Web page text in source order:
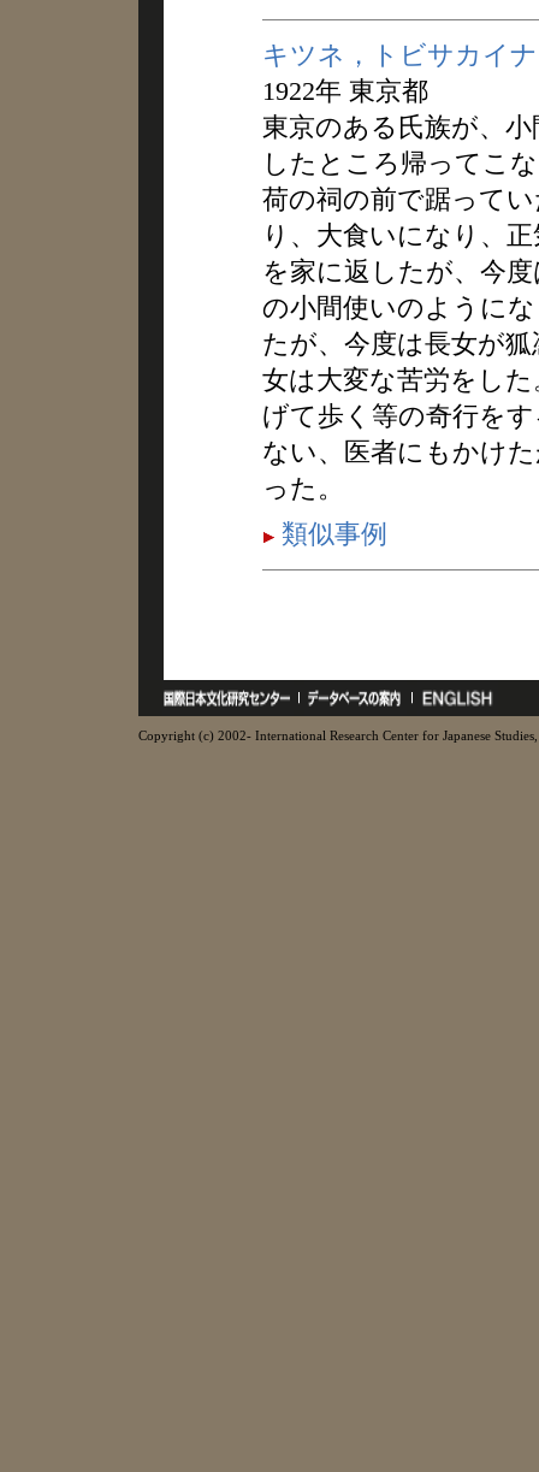
キツネ，トビサカイ
1922年 東京都
東京のある氏族が、
したところ帰ってこ
荷の祠の前で踞って
り、大食いになり、
を家に返したが、今
の小間使いのように
たが、今度は長女が
女は大変な苦労をし
げて歩く等の奇行を
ない、医者にもかけ
った。
類似事例
Copyright (c) 2002- International Research Center for Japanese